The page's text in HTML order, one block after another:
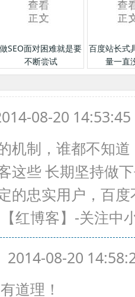
做SEO面对困难就是要
不断尝试
百度站长式
量一直
08-20
机制，谁都不知
这些 长期坚持做
的忠实用户，百
红博客】-关注中
2014-08-20
道理！